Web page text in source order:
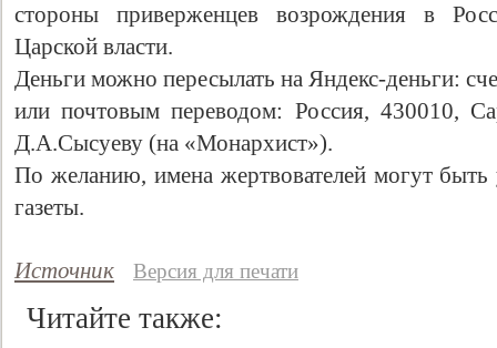
стороны приверженцев возрождения в
Царской власти.
Деньги можно пересылать на Яндекс-деньги:
или почтовым переводом: Россия, 430010,
Д.А.Сысуеву (на «Монархист»).
По желанию, имена жертвователей могут быть
газеты.
Источник Версия для печати
Читайте также: